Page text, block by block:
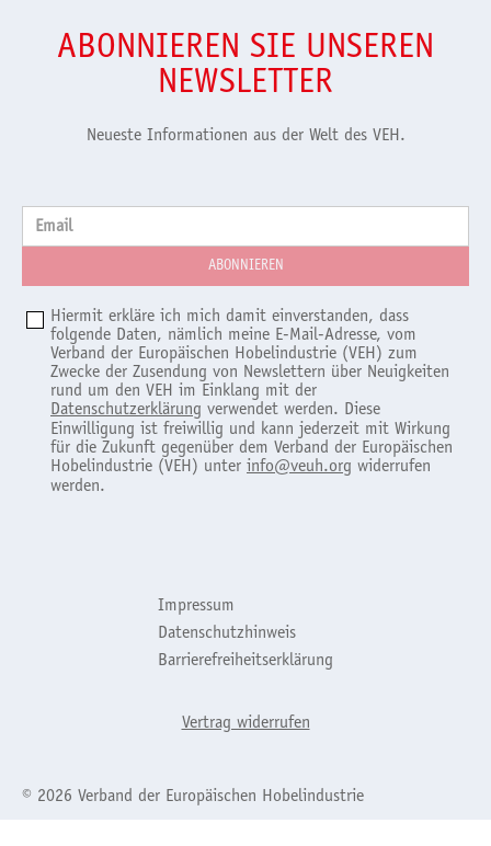
ABONNIEREN SIE UNSEREN
NEWSLETTER
Neueste Informationen aus der Welt des VEH.
Email
Hiermit erkläre ich mich damit einverstanden, dass
folgende Daten, nämlich meine E-Mail-Adresse, vom
Verband der Europäischen Hobelindustrie (VEH) zum
Zwecke der Zusendung von Newslettern über Neuigkeiten
rund um den VEH im Einklang mit der
Datenschutzerklärung verwendet werden. Diese
Einwilligung ist freiwillig und kann jederzeit mit Wirkung
für die Zukunft gegenüber dem Verband der Europäischen
Hobelindustrie (VEH) unter info@veuh.org widerrufen
werden.
Impressum
Datenschutzhinweis
Barrierefreiheitserklärung
Vertrag widerrufen
© 2026 Verband der Europäischen Hobelindustrie